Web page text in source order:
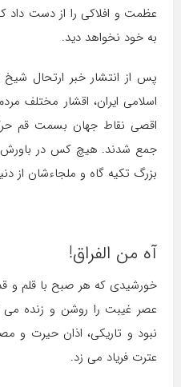
عظمت و افلاکی را از دست داد
به خود نخواهد دید.
پس از انتشار خبر ارتحال
اسلامی ایران، اقشار مختلف
اقصی نقاط جهان بسمت قم
جمع شدند. هیچ کس در باورش
بزرگ تکیه گاه و ملجاءشان از
آه من الفراق!
خورشیدی که هر صبح با قلم و
عصر غیبت را روشن و زنده
نبود و تاریکی، اذان حیرت و
عترت فریاد می زد.